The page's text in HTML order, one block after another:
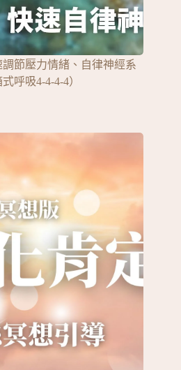
節壓力情緒、自律神經系
呼吸4-4-4-4）